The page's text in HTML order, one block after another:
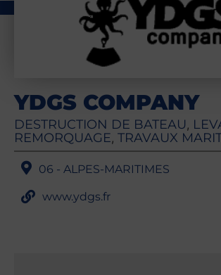
YDGS COMPANY
DESTRUCTION DE BATEAU ,
REMORQUAGE, TRAVAUX
06 - ALPES-MARITIMES
www.ydgs.fr